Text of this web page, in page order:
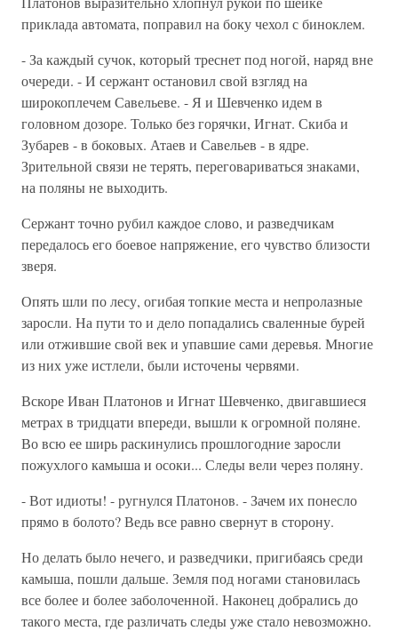
приклада автомата, поправил на боку чехол с биноклем.
- За каждый сучок, который треснет под ногой, наряд вне
очереди. - И сержант остановил свой взгляд на
широкоплечем Савельеве. - Я и Шевченко идем в
головном дозоре. Только без горячки, Игнат. Скиба и
Зубарев - в боковых. Атаев и Савельев - в ядре.
Зрительной связи не терять, переговариваться знаками,
на поляны не выходить.
Сержант точно рубил каждое слово, и разведчикам
передалось его боевое напряжение, его чувство близости
зверя.
Опять шли по лесу, огибая топкие места и непролазные
заросли. На пути то и дело попадались сваленные бурей
или отжившие свой век и упавшие сами деревья. Многие
из них уже истлели, были источены червями.
Вскоре Иван Платонов и Игнат Шевченко, двигавшиеся
метрах в тридцати впереди, вышли к огромной поляне.
Во всю ее ширь раскинулись прошлогодние заросли
пожухлого камыша и осоки... Следы вели через поляну.
- Вот идиоты! - ругнулся Платонов. - Зачем их понесло
прямо в болото? Ведь все равно свернут в сторону.
Но делать было нечего, и разведчики, пригибаясь среди
камыша, пошли дальше. Земля под ногами становилась
все более и более заболоченной. Наконец добрались до
такого места, где различать следы уже стало невозможно.